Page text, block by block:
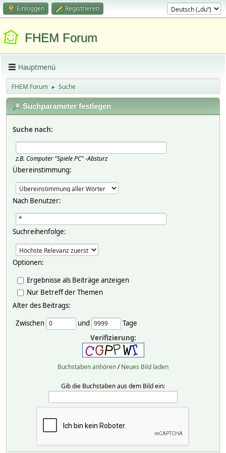
Einloggen Registrieren
FHEM Forum
Hauptmenü
FHEM Forum ► Suche
Suchparameter festlegen
Suche nach:
z.B. Computer "Spiele PC" -Absturz
Übereinstimmung:
Nach Benutzer:
Suchreihenfolge:
Optionen:
Ergebnisse als Beiträge anzeigen
Nur Betreff der Themen
Alter des Beitrags:
Zwischen
und
Tage
Verifizierung:
Buchstaben anhören/Neues Bild laden
Gib die Buchstaben aus dem Bild ein: